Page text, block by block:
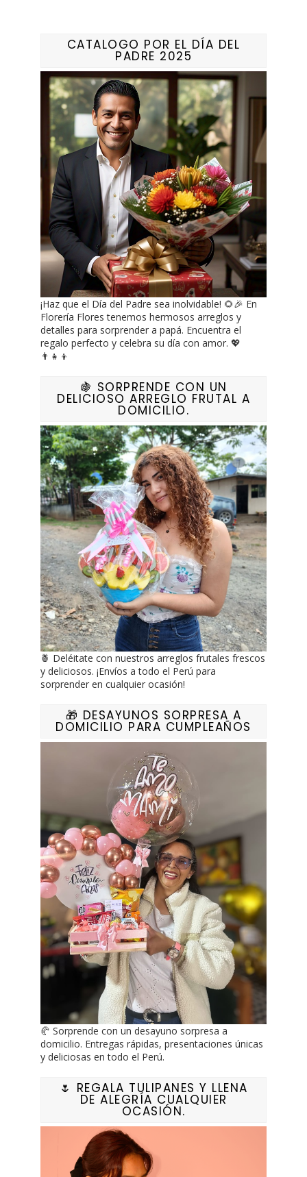
CATALOGO POR EL DÍA DEL
PADRE 2025
¡Haz que el Día del Padre sea inolvidable! 🌻🎉 En
Florería Flores tenemos hermosos arreglos y
detalles para sorprender a papá. Encuentra el
regalo perfecto y celebra su día con amor. 💖
👨‍👧‍👦
🍇 SORPRENDE CON UN
DELICIOSO ARREGLO FRUTAL A
DOMICILIO.
🍍 Deléitate con nuestros arreglos frutales frescos
y deliciosos. ¡Envíos a todo el Perú para
sorprender en cualquier ocasión!
🎁 DESAYUNOS SORPRESA A
DOMICILIO PARA CUMPLEAÑOS
🥐 Sorprende con un desayuno sorpresa a
domicilio. Entregas rápidas, presentaciones únicas
y deliciosas en todo el Perú.
🌷 REGALA TULIPANES Y LLENA
DE ALEGRÍA CUALQUIER
OCASIÓN.